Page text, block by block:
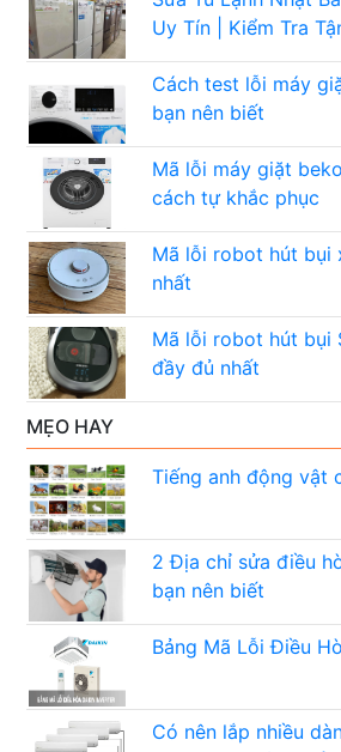
Uy Tín | Kiểm Tra
Cách test lỗi máy
bạn nên biết
Mã lỗi máy giặt
cách tự khắc phục
Mã lỗi robot hút bụi
nhất
Mã lỗi robot hút bụi
đầy đủ nhất
MẸO HAY
Tiếng anh động vật
2 Địa chỉ sửa điều
bạn nên biết
Bảng Mã Lỗi Điều
Có nên lắp nhiều